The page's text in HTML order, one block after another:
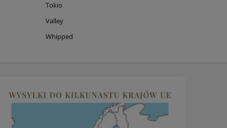
Tokio
Valley
Whipped